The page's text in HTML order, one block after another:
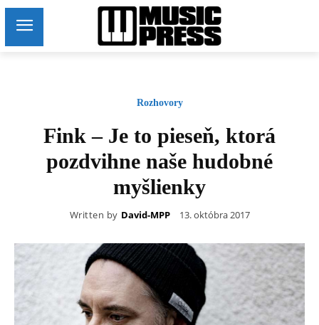
Rozhovory
Fink – Je to pieseň, ktorá
pozdvihne naše hudobné
myšlienky
Written by David-MPP 13. októbra 2017